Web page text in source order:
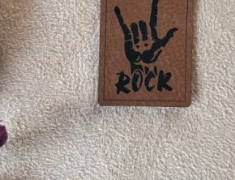
keine Produkte im Warenkorb.